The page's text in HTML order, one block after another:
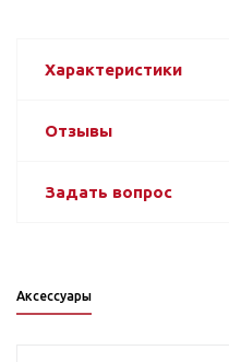
Характеристики
Отзывы
Задать вопрос
Аксессуары